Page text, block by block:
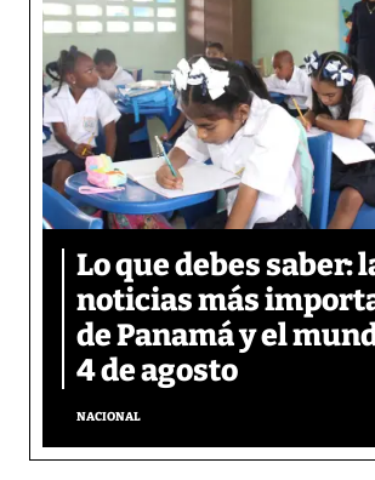
Lo que debes saber:
noticias más
de Panamá y el
4 de agosto
NACIONAL